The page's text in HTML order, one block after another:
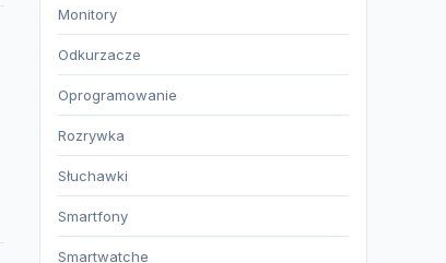
Monitory
Odkurzacze
Oprogramowanie
Rozrywka
Słuchawki
Smartfony
Smartwatche